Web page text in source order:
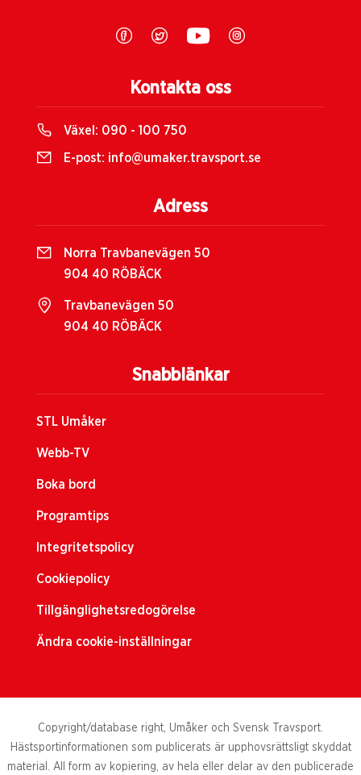
Snabblänkar
STL Umåker
Webb-TV
Boka bord
Programtips
Integritetspolicy
Cookiepolicy
Tillgänglighetsredogörelse
Ändra cookie-inställningar
Kontakta oss
Växel: 090 - 100 750
E-post: info@umaker.travsport.se
Adress
Norra Travbanevägen 50
904 40 RÖBÄCK
Travbanevägen 50
904 40 RÖBÄCK
Copyright/database right, Umåker och Svensk Travsport.
Hästsportinformationen som publicerats är upphovsrättsligt skyddat
material. All form av kopiering, av hela eller delar av den publicerade